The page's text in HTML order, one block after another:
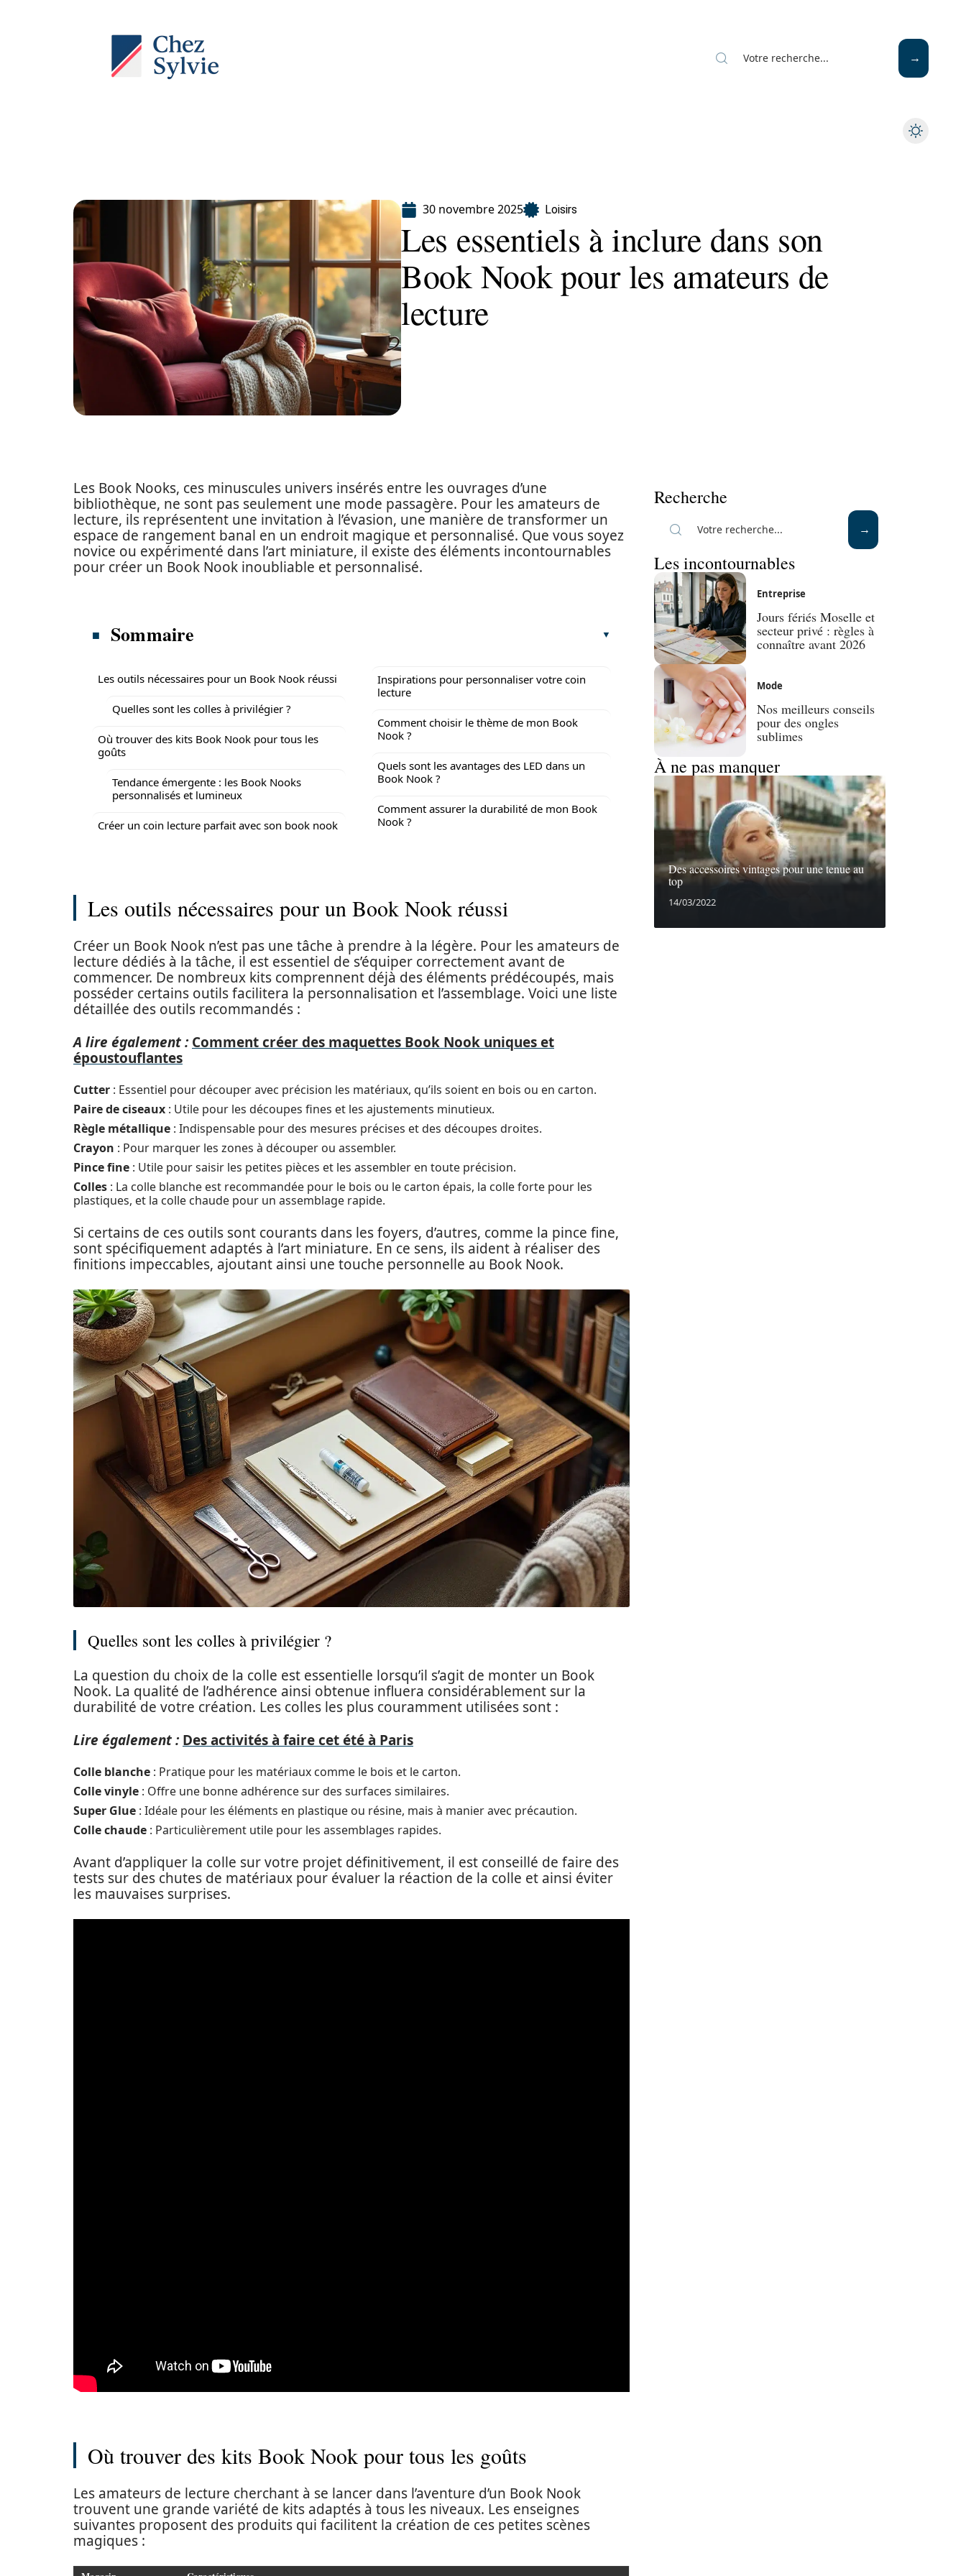
30 novembre 2025 Loisirs
Les essentiels à inclure dans son
Book Nook pour les amateurs de
lecture
Les Book Nooks, ces minuscules univers insérés entre les ouvrages d’une
bibliothèque, ne sont pas seulement une mode passagère. Pour les amateurs de
lecture, ils représentent une invitation à l’évasion, une manière de transformer un
espace de rangement banal en un endroit magique et personnalisé. Que vous soyez
novice ou expérimenté dans l’art miniature, il existe des éléments incontournables
pour créer un Book Nook inoubliable et personnalisé.
Sommaire
Les outils nécessaires pour un Book Nook réussi
Quelles sont les colles à privilégier ?
Où trouver des kits Book Nook pour tous les
goûts
Tendance émergente : les Book Nooks
personnalisés et lumineux
Créer un coin lecture parfait avec son book nook
Inspirations pour personnaliser votre coin
lecture
Comment choisir le thème de mon Book
Nook ?
Quels sont les avantages des LED dans un
Book Nook ?
Comment assurer la durabilité de mon Book
Nook ?
Les outils nécessaires pour un Book Nook réussi
Créer un Book Nook n’est pas une tâche à prendre à la légère. Pour les amateurs de
lecture dédiés à la tâche, il est essentiel de s’équiper correctement avant de
commencer. De nombreux kits comprennent déjà des éléments prédécoupés, mais
posséder certains outils facilitera la personnalisation et l’assemblage. Voici une liste
détaillée des outils recommandés :
A lire également : Comment créer des maquettes Book Nook uniques et
époustouflantes
Cutter : Essentiel pour découper avec précision les matériaux, qu’ils soient en bois ou en carton.
Paire de ciseaux : Utile pour les découpes fines et les ajustements minutieux.
Règle métallique : Indispensable pour des mesures précises et des découpes droites.
Crayon : Pour marquer les zones à découper ou assembler.
Pince fine : Utile pour saisir les petites pièces et les assembler en toute précision.
Colles : La colle blanche est recommandée pour le bois ou le carton épais, la colle forte pour les
plastiques, et la colle chaude pour un assemblage rapide.
Si certains de ces outils sont courants dans les foyers, d’autres, comme la pince fine,
sont spécifiquement adaptés à l’art miniature. En ce sens, ils aident à réaliser des
finitions impeccables, ajoutant ainsi une touche personnelle au Book Nook.
Quelles sont les colles à privilégier ?
La question du choix de la colle est essentielle lorsqu’il s’agit de monter un Book
Nook. La qualité de l’adhérence ainsi obtenue influera considérablement sur la
durabilité de votre création. Les colles les plus couramment utilisées sont :
Lire également : Des activités à faire cet été à Paris
Colle blanche : Pratique pour les matériaux comme le bois et le carton.
Colle vinyle : Offre une bonne adhérence sur des surfaces similaires.
Super Glue : Idéale pour les éléments en plastique ou résine, mais à manier avec précaution.
Colle chaude : Particulièrement utile pour les assemblages rapides.
Avant d’appliquer la colle sur votre projet définitivement, il est conseillé de faire des
tests sur des chutes de matériaux pour évaluer la réaction de la colle et ainsi éviter
les mauvaises surprises.
Où trouver des kits Book Nook pour tous les goûts
Les amateurs de lecture cherchant à se lancer dans l’aventure d’un Book Nook
trouvent une grande variété de kits adaptés à tous les niveaux. Les enseignes
suivantes proposent des produits qui facilitent la création de ces petites scènes
magiques :
Recherche
Les incontournables
Entreprise
Jours fériés Moselle et
secteur privé : règles à
connaître avant 2026
Mode
Nos meilleurs conseils
pour des ongles
sublimes
À ne pas manquer
Des accessoires vintages pour une tenue au
top
14/03/2022